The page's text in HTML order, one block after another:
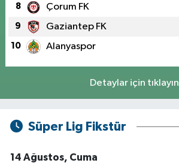
8 Çorum FK
9 Gaziantep FK
10 Alanyaspor
Detaylar için tıklayın
Süper Lig Fikstür
14 Ağustos, Cuma